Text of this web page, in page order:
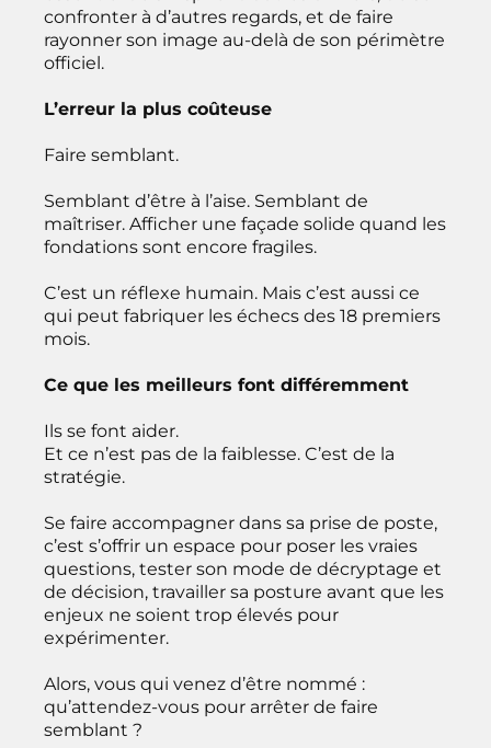
confronter à d’autres regards, et de faire
rayonner son image au-delà de son périmètre
officiel.
L’erreur la plus coûteuse
Faire semblant.
Semblant d’être à l’aise. Semblant de
maîtriser. Afficher une façade solide quand les
fondations sont encore fragiles.
C’est un réflexe humain. Mais c’est aussi ce
qui peut fabriquer les échecs des 18 premiers
mois.
Ce que les meilleurs font différemment
Ils se font aider.
Et ce n’est pas de la faiblesse. C’est de la
stratégie.
Se faire accompagner dans sa prise de poste,
c’est s’offrir un espace pour poser les vraies
questions, tester son mode de décryptage et
de décision, travailler sa posture avant que les
enjeux ne soient trop élevés pour
expérimenter.
Alors, vous qui venez d’être nommé :
qu’attendez-vous pour arrêter de faire
semblant ?